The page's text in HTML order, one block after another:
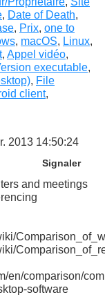
, Date of Death,
, Prix, one to
, macOS, Linux,
, Appel vidéo,
executable,
, File
client,
2013 14:50:24
Signaler
and meetings
en/comparison/
software